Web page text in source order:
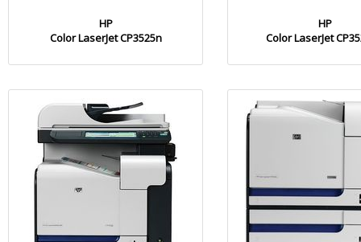
HP
Color LaserJet CP3525n
HP
Color LaserJet